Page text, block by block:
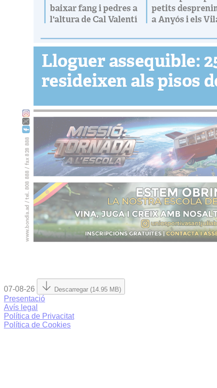
07-08-26 Descarregar (14.95 MB)
Presentació
Avís legal
Política de Privacitat
Política de Cookies